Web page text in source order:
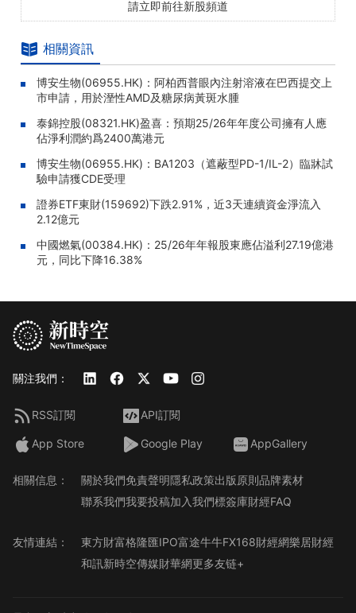
請立即前往新股頻道
相關資訊
博安生物(06955.HK)：阿柏西普眼內注射溶液在巴西提交上
市申請，用於溼性AMD及糖尿病黃斑水腫
泰錦控股(08321.HK)盈喜：預期25/26年年度公司擁有人應
佔淨利潤約爲2400萬港元
博安生物(06955.HK)：BA1203（遮蔽型PD-1/IL-2）臨牀試
驗申請獲CDE受理
證券ETF東財(159692)下跌2.91%，近3天連續資金淨流入
2.12億元
中國燃氣(00384.HK)：25/26年年報股東應佔溢利27.19億港
元，同比下降16.38%
關注我們：
RSS訂閱 API訂閱
App Store Google Play AppGallery
相關信息： 關於我們免責聲明隱私政策出版原則品牌素材
聯系我們我要投稿加入我們標簽庫財經FAQ
友情連結： 東方財富格隆匯IPO富途牛牛FX168財經網樂居財經
和訊新時空傳媒財華網更多友链+